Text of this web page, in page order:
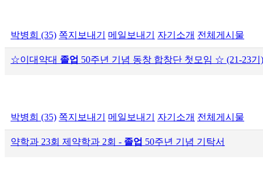
박병희 (35) 쪽지보내기 메일보내기 자기소개 전체게시물
☆이대약대 졸업 50주년 기념 동창 합창단 첫모임 ☆ (21-23기)
박병희 (35) 쪽지보내기 메일보내기 자기소개 전체게시물
약학과 23회 제약학과 2회 - 졸업 50주년 기념 기탁서